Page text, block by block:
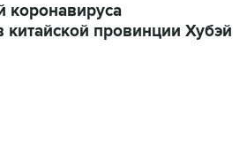
коронавируса
провинции Хубэй